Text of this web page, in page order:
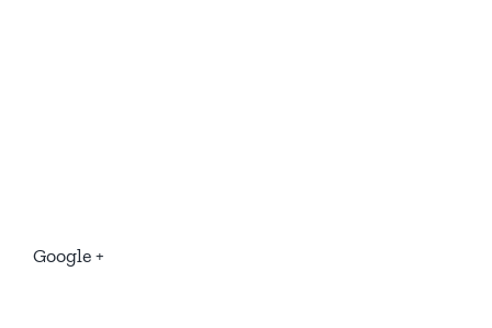
Google +